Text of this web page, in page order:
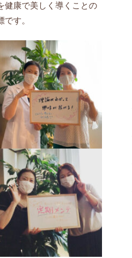
健康で美しく導くことの
す。